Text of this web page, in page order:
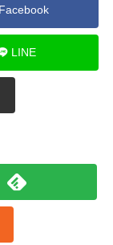
Facebook
LINE